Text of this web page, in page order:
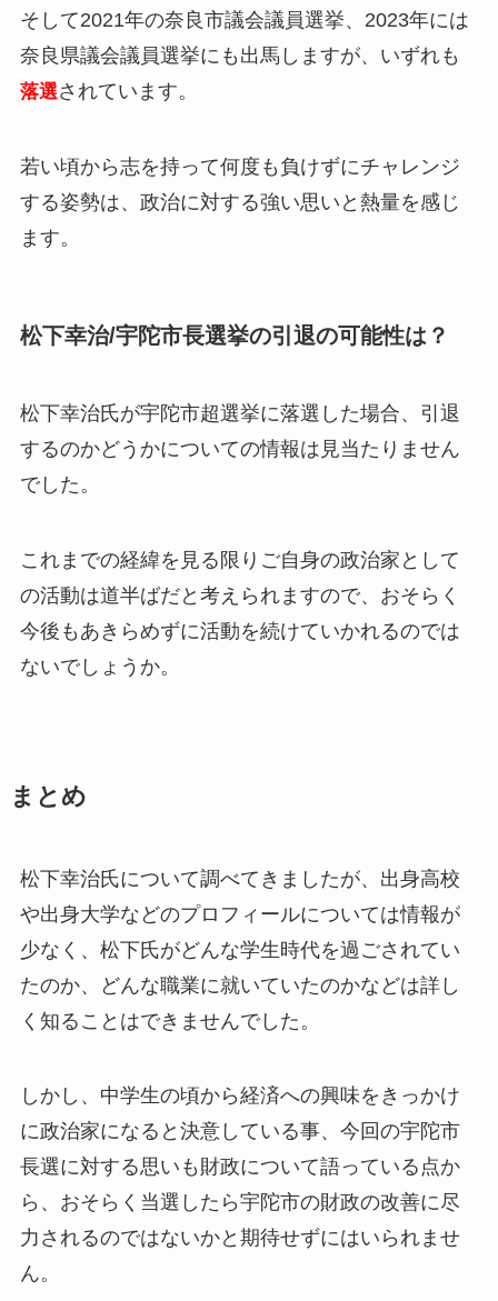
そして2021年の奈良市議会議員選挙、2023年には
奈良県議会議員選挙にも出馬しますが、いずれも
落選されています。
若い頃から志を持って何度も負けずにチャレンジ
する姿勢は、政治に対する強い思いと熱量を感じ
ます。
松下幸治/宇陀市長選挙の引退の可能性は？
松下幸治氏が宇陀市超選挙に落選した場合、 引退
するのかどうかについての情報は見当たりません
でした。
これまでの経緯を見る限りご自身の政治家として
の活動は道半ばだと考えられますので、おそらく
今後もあきらめずに活動を続けていかれるのでは
ないでしょうか。
まとめ
松下幸治氏について調べてきましたが、出身高校
や出身大学などのプロフィールについては情報が
少なく、松下氏がどんな学生時代を過ごされてい
たのか、どんな職業に就いていたのかなどは詳し
く知ることはできませんでした。
しかし、中学生の頃から経済への興味をきっかけ
に政治家になると決意している事、今回の宇陀市
長選に対する思いも財政について語っている点か
ら、おそらく当選したら宇陀市の財政の改善に尽
力されるのではないかと期待せずにはいられませ
ん。